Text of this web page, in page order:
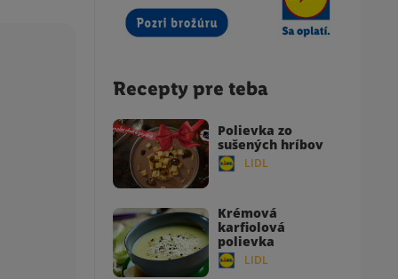
Recepty pre teba
Polievka zo
sušených hríbov
LIDL
Krémová
karfiolová
polievka
LIDL